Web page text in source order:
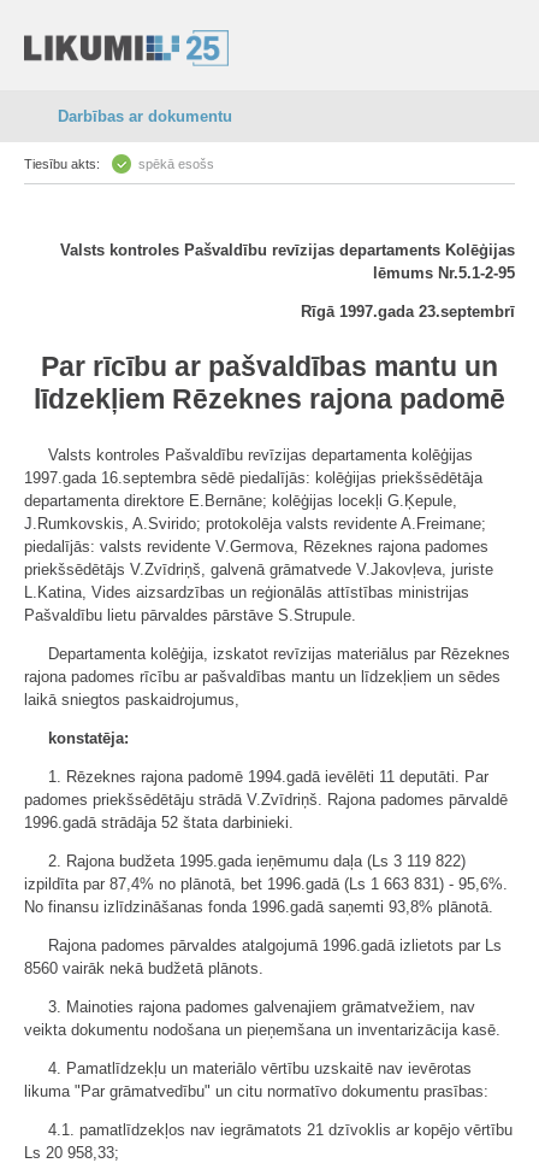
Darbības ar dokumentu
Tiesību akts: spēkā esošs
Valsts kontroles Pašvaldību revīzijas departaments Kolēģijas
lēmums Nr.5.1-2-95
Rīgā 1997.gada 23.septembrī
Par rīcību ar pašvaldības mantu un
līdzekļiem Rēzeknes rajona padomē
Valsts kontroles Pašvaldību revīzijas departamenta kolēģijas
1997.gada 16.septembra sēdē piedalījās: kolēģijas priekšsēdētāja
departamenta direktore E.Bernāne; kolēģijas locekļi G.Ķepule,
J.Rumkovskis, A.Svirido; protokolēja valsts revidente A.Freimane;
piedalījās: valsts revidente V.Germova, Rēzeknes rajona padomes
priekšsēdētājs V.Zvīdriņš, galvenā grāmatvede V.Jakovļeva, juriste
L.Katina, Vides aizsardzības un reģionālās attīstības ministrijas
Pašvaldību lietu pārvaldes pārstāve S.Strupule.
Departamenta kolēģija, izskatot revīzijas materiālus par Rēzeknes
rajona padomes rīcību ar pašvaldības mantu un līdzekļiem un sēdes
laikā sniegtos paskaidrojumus,
konstatēja:
1. Rēzeknes rajona padomē 1994.gadā ievēlēti 11 deputāti. Par
padomes priekšsēdētāju strādā V.Zvīdriņš. Rajona padomes pārvaldē
1996.gadā strādāja 52 štata darbinieki.
2. Rajona budžeta 1995.gada ieņēmumu daļa (Ls 3 119 822)
izpildīta par 87,4% no plānotā, bet 1996.gadā (Ls 1 663 831) - 95,6%.
No finansu izlīdzināšanas fonda 1996.gadā saņemti 93,8% plānotā.
Rajona padomes pārvaldes atalgojumā 1996.gadā izlietots par Ls
8560 vairāk nekā budžetā plānots.
3. Mainoties rajona padomes galvenajiem grāmatvežiem, nav
veikta dokumentu nodošana un pieņemšana un inventarizācija kasē.
4. Pamatlīdzekļu un materiālo vērtību uzskaitē nav ievērotas
likuma "Par grāmatvedību" un citu normatīvo dokumentu prasības:
4.1. pamatlīdzekļos nav iegrāmatots 21 dzīvoklis ar kopējo vērtību
Ls 20 958,33;